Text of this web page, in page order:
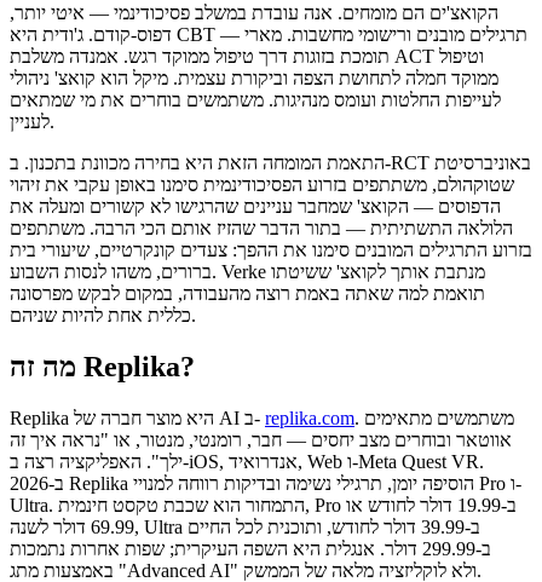
הקואצ'ים הם מומחים. אנה עובדת במשלב פסיכודינמי — איטי יותר,
דפוס-קודם. ג'ודית היא CBT — תרגילים מובנים ורישומי מחשבות. מארי
תומכת בזוגות דרך טיפול ממוקד רגש. אמנדה משלבת ACT וטיפול
ממוקד חמלה לתחושת הצפה וביקורת עצמית. מיקל הוא קואצ' ניהולי
לעייפות החלטות ועומס מנהיגות. משתמשים בוחרים את מי שמתאים
לעניין.
התאמת המומחה הזאת היא בחירה מכוונת בתכנון. ב-RCT באוניברסיטת
שטוקהולם, משתתפים בזרוע הפסיכודינמית סימנו באופן עקבי את זיהוי
הדפוסים — הקואצ' שמחבר עניינים שהרגישו לא קשורים ומעלה את
הלולאה התשתיתית — בתור הדבר שהזיז אותם הכי הרבה. משתתפים
בזרוע התרגילים המובנים סימנו את ההפך: צעדים קונקרטיים, שיעורי בית
ברורים, משהו לנסות השבוע. Verke מנתבת אותך לקואצ' ששיטתו
תואמת למה שאתה באמת רוצה מהעבודה, במקום לבקש מפרסונה
כללית אחת להיות שניהם.
מה זה Replika?
‏Replika היא מוצר חברה של AI ב- replika.com. משתמשים מתאימים
אווטאר ובוחרים מצב יחסים — חבר, רומנטי, מנטור, או "נראה איך זה
ילך". האפליקציה רצה ב-iOS, אנדרואיד, Web ו-Meta Quest VR.
ב-2026 Replika הוסיפה יומן, תרגילי נשימה ובדיקות רווחה למנויי Pro ו-
Ultra. התמחור הוא שכבת טקסט חינמית, Pro ב-19.99 דולר לחודש או
69.99 דולר לשנה, Ultra ב-39.99 דולר לחודש, ותוכנית לכל החיים
ב-299.99 דולר. אנגלית היא השפה העיקרית; שפות אחרות נתמכות
באמצעות מתג "Advanced AI" ולא לוקליזציה מלאה של הממשק.